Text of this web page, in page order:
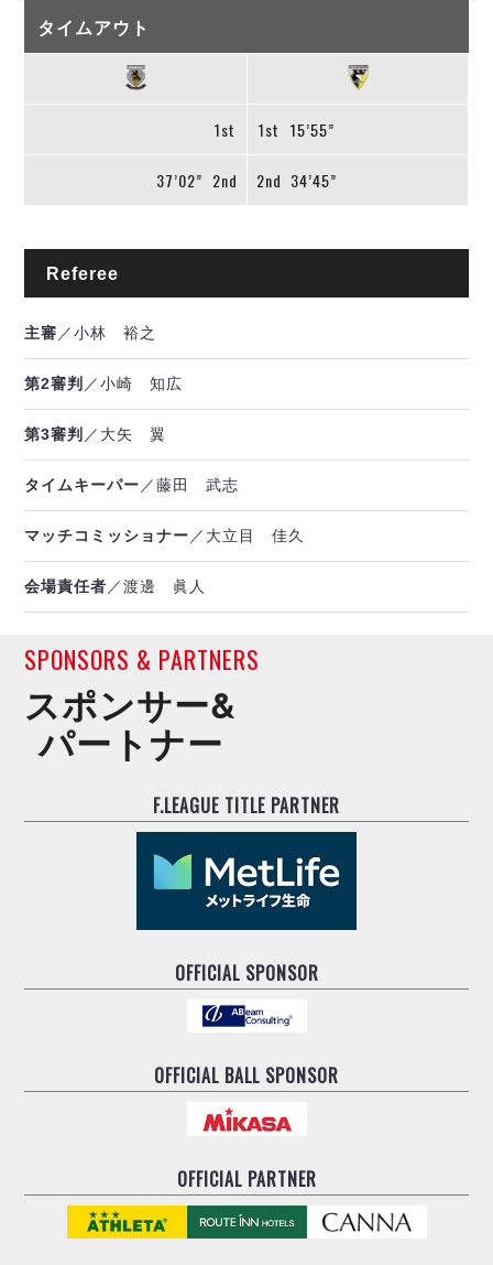
タイムアウト
1st 1st 15’55”
37’02” 2nd 2nd 34’45”
Referee
主審 ／小林 裕之
第2審判 ／小崎 知広
第3審判 ／大矢 翼
タイムキーパー ／藤田 武志
マッチコミッショナー ／大立目 佳久
会場責任者 ／渡邊 眞人
SPONSORS & PARTNERS
スポンサー&
パートナー
F.LEAGUE TITLE PARTNER
OFFICIAL SPONSOR
OFFICIAL BALL SPONSOR
OFFICIAL PARTNER